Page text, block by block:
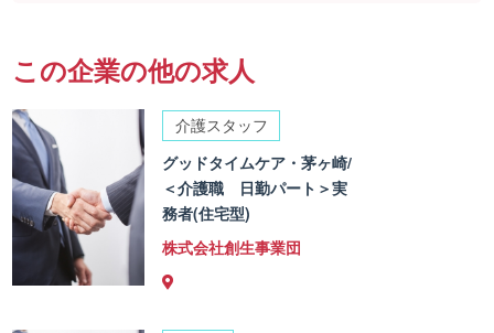
この企業の他の求人
介護スタッフ
グッドタイムケア・茅ヶ崎/
＜介護職 日勤パート＞実
務者(住宅型)
株式会社創生事業団